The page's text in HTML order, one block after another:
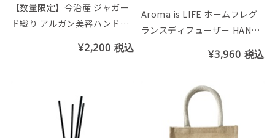
【数量限定】今治産 ジャガー
ド織り アルガン美容ハンドタ
¥2,200 税込
Aroma is LIFE ホームフレグ
ランスディフューザー HANAU
¥3,960 税込